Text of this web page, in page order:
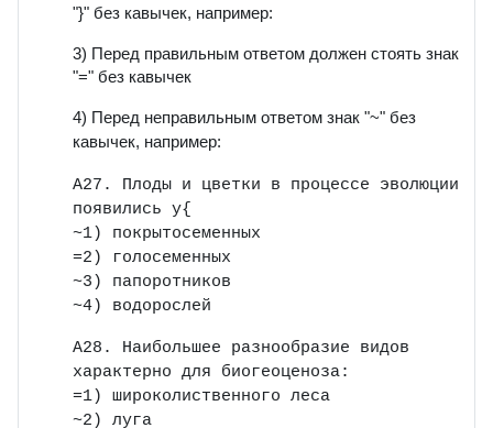
"}" без кавычек, например:
3) Перед правильным ответом должен стоять знак
"=" без кавычек
4) Перед неправильным ответом знак "~" без
кавычек, например:
А27. Плоды и цветки в процессе эволюции
появились у{
~1) покрытосеменных
=2) голосеменных
~3) папоротников
~4) водорослей
А28. Наибольшее разнообразие видов
характерно для биогеоценоза:
=1) широколиственного леса
~2) луга